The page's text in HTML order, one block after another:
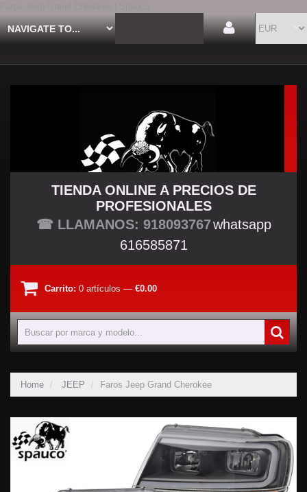
TU TIENDA TUNING
TIENDA ONLINE A PRECIOS DE
PROFESIONALES
☎ LLAMANOS: 918093767whatsapp
616585871
Carrito: 0 artículos — €0.00
Home JEEP Faros Jeep Grand Cherokee